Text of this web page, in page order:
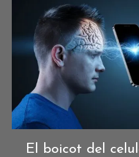
Imagen
El boicot del